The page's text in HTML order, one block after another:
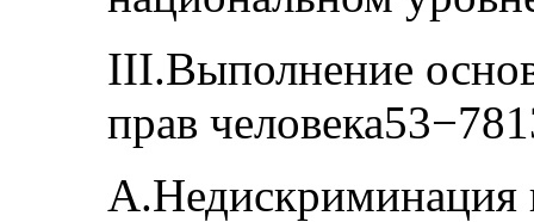
III.Выполнение
прав
А.Недискриминация